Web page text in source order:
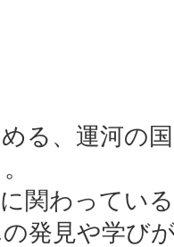
る、運河の
。
関わってい
発見や学び